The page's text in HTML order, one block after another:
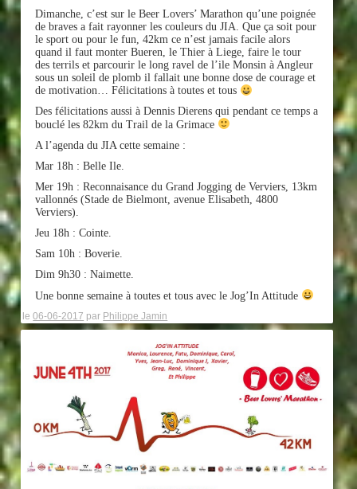
Dimanche, c’est sur le Beer Lovers’ Marathon qu’une poignée
de braves a fait rayonner les couleurs du JIA. Que ça soit pour
le sport ou pour le fun, 42km ce n’est jamais facile alors
quand il faut monter Bueren, le Thier à Liege, faire le tour
des terrils et parcourir le long ravel de l’ile Monsin à Angleur
sous un soleil de plomb il fallait une bonne dose de courage et
de motivation… Félicitations à toutes et tous
Des félicitations aussi à Dennis Dierens qui pendant ce temps a
bouclé les 82km du Trail de la Grimace
A l’agenda du JIA cette semaine :
Mar 18h : Belle Ile.
Mer 19h : Reconnaisance du Grand Jogging de Verviers, 13km
vallonnés (Stade de Bielmont, avenue Elisabeth, 4800
Verviers).
Jeu 18h : Cointe.
Sam 10h : Boverie.
Dim 9h30 : Naimette.
Une bonne semaine à toutes et tous avec le Jog’In Attitude
le06-06-2017 par Philippe Jamin